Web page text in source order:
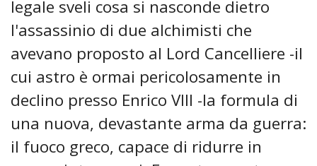
legale sveli cosa si nasconde dietro
l'assassinio di due alchimisti che
avevano proposto al Lord Cancelliere -il
cui astro è ormai pericolosamente in
declino presso Enrico VIII -la formula di
una nuova, devastante arma da guerra:
il fuoco greco, capace di ridurre in